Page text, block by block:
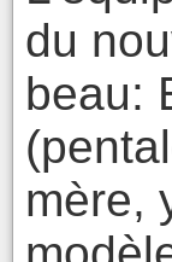
du
beau:
mère,